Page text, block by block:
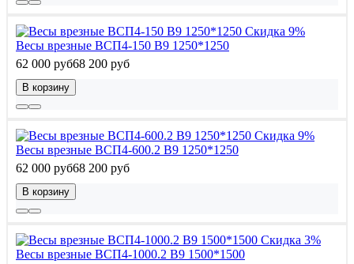
Скидка 9%
Весы врезные ВСП4-150 В9 1250*1250
62 000 руб68 200 руб
В корзину
Скидка 9%
Весы врезные ВСП4-600.2 В9 1250*1250
62 000 руб68 200 руб
В корзину
Скидка 3%
Весы врезные ВСП4-1000.2 В9 1500*1500